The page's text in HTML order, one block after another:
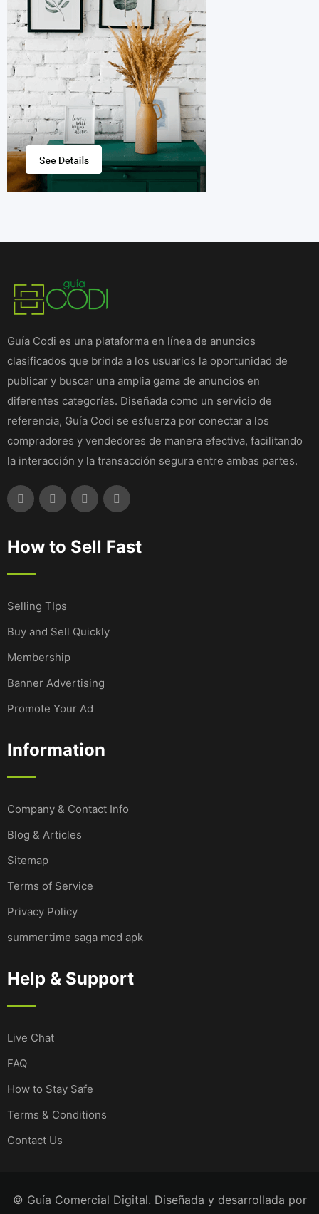
Guía Codi es una plataforma en línea de anuncios
clasificados que brinda a los usuarios la oportunidad de
publicar y buscar una amplia gama de anuncios en
diferentes categorías. Diseñada como un servicio de
referencia, Guía Codi se esfuerza por conectar a los
compradores y vendedores de manera efectiva, facilitando
la interacción y la transacción segura entre ambas partes.
How to Sell Fast
Selling TIps
Buy and Sell Quickly
Membership
Banner Advertising
Promote Your Ad
Information
Company & Contact Info
Blog & Articles
Sitemap
Terms of Service
Privacy Policy
summertime saga mod apk
Help & Support
Live Chat
FAQ
How to Stay Safe
Terms & Conditions
Contact Us
© Guía Comercial Digital. Diseñada y desarrollada por